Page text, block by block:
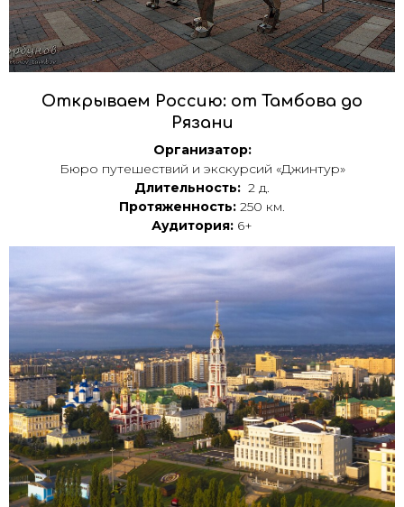
Открываем Россию: от Тамбова до
Рязани
Организатор:
Бюро путешествий и экскурсий «Джинтур»
Длительность: 2 д.
Протяженность: 250 км.
Аудитория: 6+